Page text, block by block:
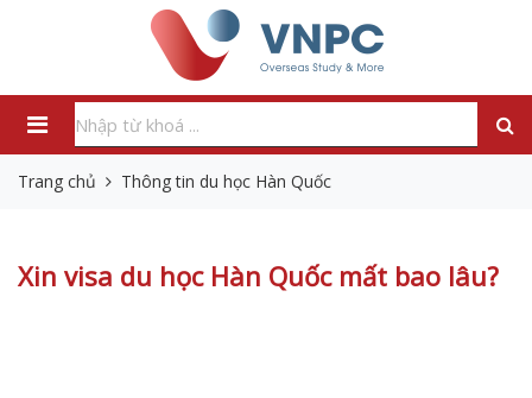
Trang chủ Thông tin du học Hàn Quốc
Xin visa du học Hàn Quốc mất bao lâu?